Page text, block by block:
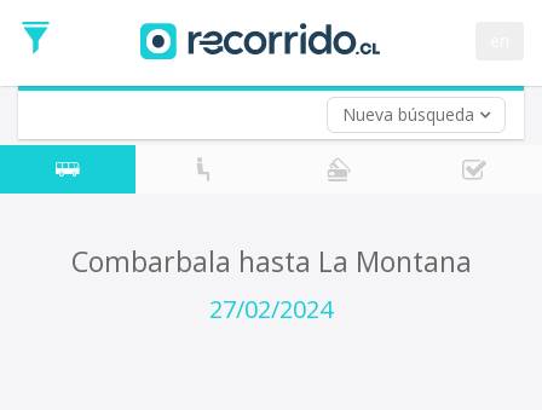
Nueva búsqueda
de
Ida
Vuelta (opcional)
Fecha
de
Combarbala hasta La Montana
27/02/2024